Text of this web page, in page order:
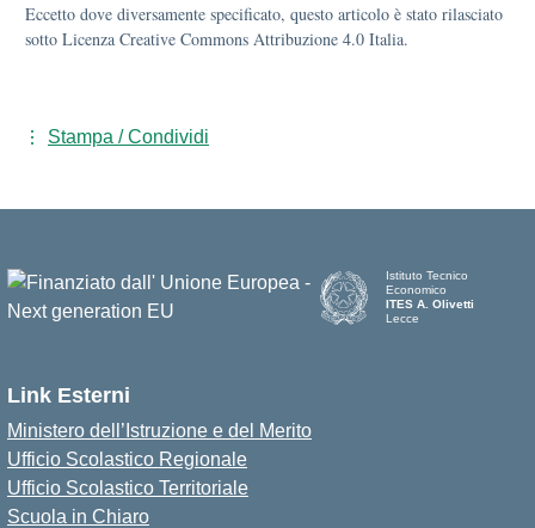
Eccetto dove diversamente specificato, questo articolo è stato rilasciato
sotto Licenza Creative Commons Attribuzione 4.0 Italia.
Stampa / Condividi
Istituto Tecnico
Economico
ITES A. Olivetti
Lecce
Link Esterni
Ministero dell’Istruzione e del Merito
Ufficio Scolastico Regionale
Ufficio Scolastico Territoriale
Scuola in Chiaro